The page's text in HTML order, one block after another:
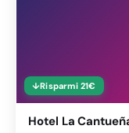
↓Risparmi 21€
Hotel La